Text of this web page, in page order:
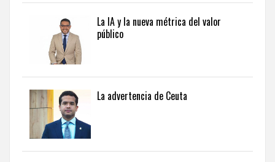
La IA y la nueva métrica del valor
público
La advertencia de Ceuta